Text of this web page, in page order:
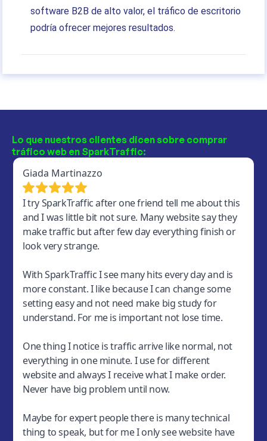
software B2B de alto valor, el tráfico de escritorio
podría ofrecer mejores resultados.
Lo que nuestros clientes dicen sobre comprar
tráfico web en SparkTraffic: